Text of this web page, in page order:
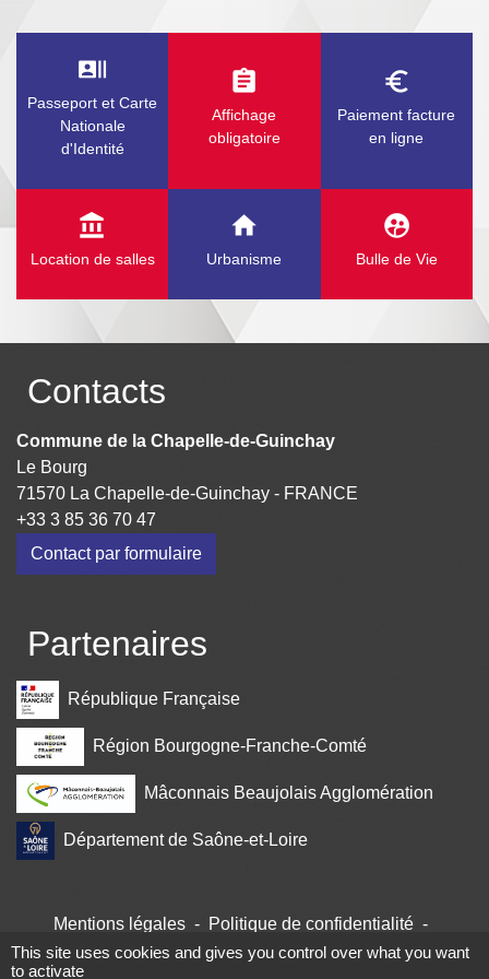
recent_actors
Passeport et Carte
Nationale
d'Identité
assignment
Affichage
obligatoire
euro_symbol
Paiement facture
en ligne
account_balance
Location de salles
home
Urbanisme
supervised_user_circle
Bulle de Vie
Contacts
Commune de la Chapelle-de-Guinchay
Le Bourg
71570 La Chapelle-de-Guinchay - FRANCE
+33 3 85 36 70 47
Contact par formulaire
Partenaires
République Française
Région Bourgogne-Franche-Comté
Mâconnais Beaujolais Agglomération
Département de Saône-et-Loire
Mentions légales - Politique de confidentialité -
Accessibilité - Plan du site - Gestion des cookies
This site uses cookies and gives you control over what you want
to activate